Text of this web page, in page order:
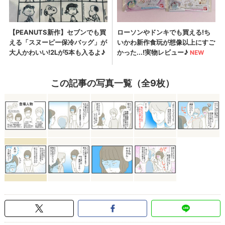
この記事の写真一覧（全9枚）